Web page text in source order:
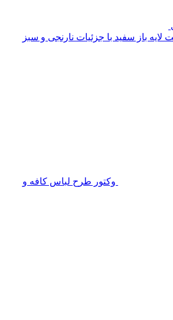
لایه باز سفید با جزئیات نارنجی و سبز
وکتور طرح لباس کافه و